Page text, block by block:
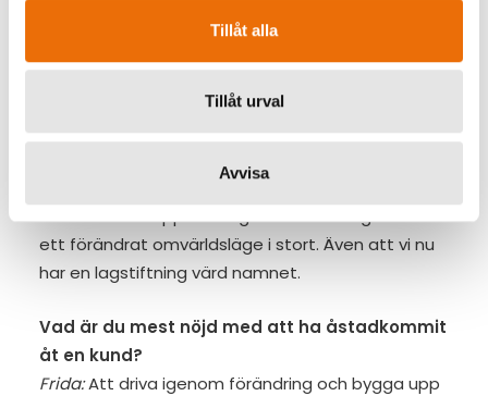
Tillåt alla
Tillåt urval
Avvisa
utan även hos Vesper som arbetsgivare. Det är
chefer och spännande uppdrag. Jag är så nöjd
med mina kollegor och utvecklingsmöjligheten
som finns här.
ett förändrat omvärldsläge i stort. Även att vi nu
har en lagstiftning värd namnet.
Vad är du mest nöjd med att ha åstadkommit
åt en kund?
Frida:Att driva igenom förändring och bygga upp